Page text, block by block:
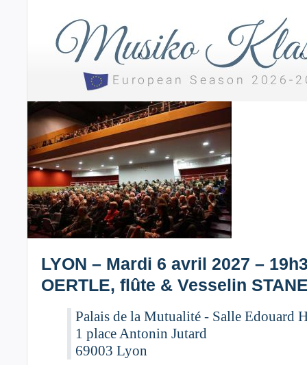
LYON – Mardi 6 avril 2027 –
OERTLE, flûte & Vesselin
Palais de la Mutualité - Salle Edouard
1 place Antonin Jutard
69003 Lyon